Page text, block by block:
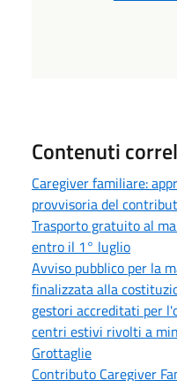
Contenuti
Caregiver familiare:
provvisoria del
Trasporto gratuito al
entro il 1° luglio
Avviso pubblico per la
finalizzata alla
gestori accreditati per
centri estivi rivolti a
Grottaglie
Contributo Caregiver